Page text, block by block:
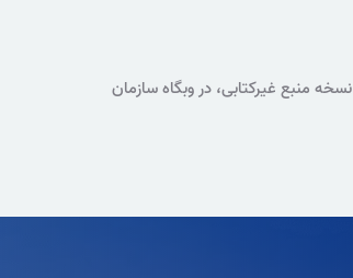
نمایشگاه مجازی «جزیره خارک» با هدف معرفی جایگاه تاریخی، اجتماعی، اقتصادی و راهبردی این جزیره، در قالب ۱۴ عنوان و ۴۳ نسخه منبع غیرکتابی، در وبگاه سازمان